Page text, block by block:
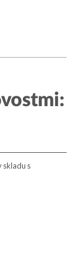
skladu s